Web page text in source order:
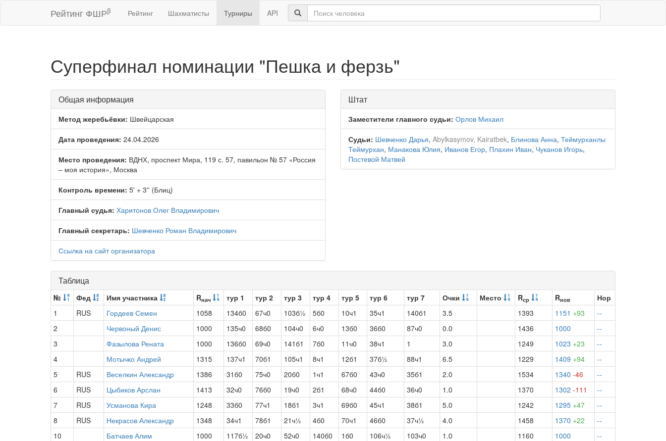
Рейтинг ФШРβ Рейтинг Шахматисты Турниры API
Суперфинал номинации "Пешка и ферзь"
Общая информация
Метод жеребьёвки: Швейцарская
Дата проведения: 24.04.2026
Место проведения: ВДНХ, проспект Мира, 119 с. 57, павильон № 57 «Россия
– моя история», Москва
Контроль времени: 5' + 3'' (Блиц)
Главный судья: Харитонов Олег Владимирович
Главный секретарь: Шевченко Роман Владимирович
Ссылка на сайт организатора
Штат
Заместители главного судьи: Орлов Михаил
Судьи: Шевченко Дарья, Abylkasymov, Kairatbek, Блинова Анна, Теймурханлы
Теймурхан, Манакова Юлия, Иванов Егор, Плахин Иван, Чуканов Игорь,
Постевой Матвей
Таблица
№ Фед Имя участника Rнач тур 1 тур 2 тур 3 тур 4 тур 5 тур 6 тур 7 Очки Место Rср Rнов
Нор
1
RUS Гордеев Семен 1058 134б0 67ч0 103б½ 5б0 10ч1 35ч1 140б1 3.5 1393 1151 +93
--
2
Червоный Денис 1000 135ч0 68б0 104ч0 6ч0 13б0 36б0 87ч0 0.0 1436 1000
--
3
Фазылова Рената 1000 136б0 69ч0 141б1 7б0 11ч0 38ч1 1 3.0 1249 1023 +23
--
4
Мотычко Андрей 1315 137ч1 70б1 105ч1 8ч1 12б1 37б½ 88ч1 6.5 1229 1409 +94
--
5
RUS Веселкин Александр 1386 31б0 75ч0 20б0 1ч1 67б0 43ч0 35б1 2.0 1534 1340 -46
--
6
RUS Цыбиков Арслан 1413 32ч0 76б0 19ч0 2б1 68ч0 44б0 36ч0 1.0 1370 1302 -111
--
7
RUS Усманова Кира 1248 33б0 77ч1 18б1 3ч1 69б0 45ч1 38б1 5.0 1242 1295 +47
--
8
RUS Некрасов Александр 1348 34ч1 78б1 21ч½ 4б0 70ч1 46б0 37ч½ 4.0 1458 1370 +22
--
10
Батчаев Алим 1000 117б½ 20ч0 52ч0 140б0 1б0 106ч½ 103ч0 1.0 1160 1000
--